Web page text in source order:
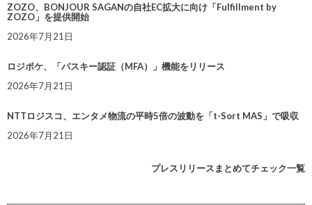
ZOZO、BONJOUR SAGANの自社EC拡大に向け「Fulfillment by
ZOZO」を提供開始
2026年7月21日
ロジポケ、「パスキー認証（MFA）」機能をリリース
2026年7月21日
NTTロジスコ、エンタメ物流の平時5倍の波動を「t-Sort MAS」で吸収
2026年7月21日
プレスリリースまとめてチェック一覧